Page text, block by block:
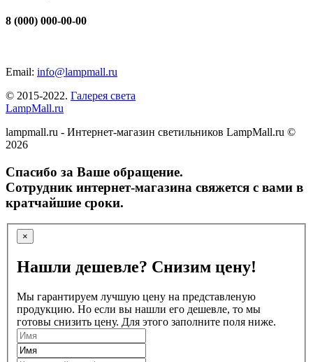
8 (000) 000-00-00
Email: info@lampmall.ru
© 2015-2022. Галерея света
LampMall.ru
lampmall.ru - Интернет-магазин светильников LampMall.ru ©
2026
Спасибо за Ваше обращение.
Сотрудник интернет-магазина свяжется с вами в
кратчайшие сроки.
×
Нашли дешевле? Снизим цену!
Мы гарантируем лучшую цену на представленую
продукцию. Но если вы нашли его дешевле, то мы
готовы снизить цену. Для этого заполните поля ниже.